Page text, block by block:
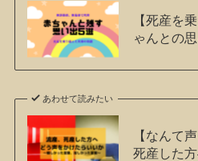
【死産を
ゃんとの
あわせて読みたい
【なんて
死産した